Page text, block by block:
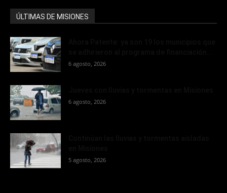
ÚLTIMAS DE MISIONES
6 agosto, 2026
6 agosto, 2026
5 agosto, 2026